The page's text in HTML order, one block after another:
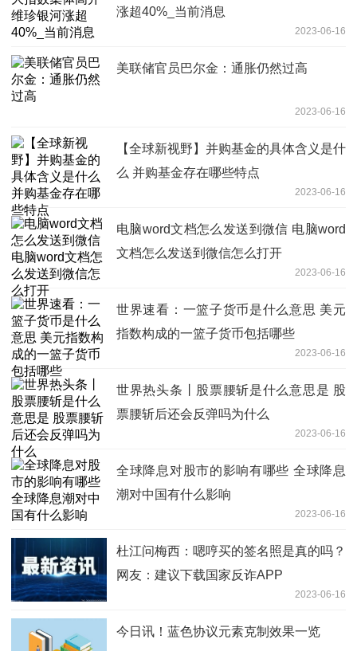
涨超40%_当前消息
2023-06-16
美联储官员巴尔金：通胀仍然过高
2023-06-16
【全球新视野】并购基金的具体含义是什
么 并购基金存在哪些特点
2023-06-16
电脑word文档怎么发送到微信 电脑word
文档怎么发送到微信怎么打开
2023-06-16
世界速看：一篮子货币是什么意思 美元
指数构成的一篮子货币包括哪些
2023-06-16
世界热头条丨股票腰斩是什么意思是 股
票腰斩后还会反弹吗为什么
2023-06-16
全球降息对股市的影响有哪些 全球降息
潮对中国有什么影响
2023-06-16
杜江问梅西：嗯哼买的签名照是真的吗？
网友：建议下载国家反诈APP
2023-06-16
今日讯！蓝色协议元素克制效果一览